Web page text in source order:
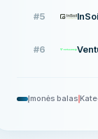
#5
#6
Įmonės balas